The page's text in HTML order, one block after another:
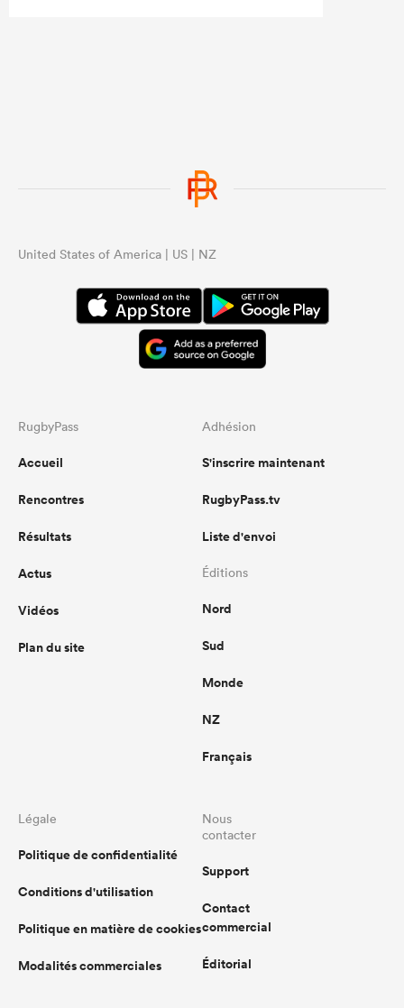
United States of America | US | NZ
RugbyPass
Accueil
Rencontres
Résultats
Actus
Vidéos
Plan du site
Adhésion
S'inscrire maintenant
RugbyPass.tv
Liste d'envoi
Éditions
Nord
Sud
Monde
NZ
Français
Légale
Politique de confidentialité
Conditions d'utilisation
Politique en matière de cookies
Modalités commerciales
Nous
contacter
Support
Contact
commercial
Éditorial